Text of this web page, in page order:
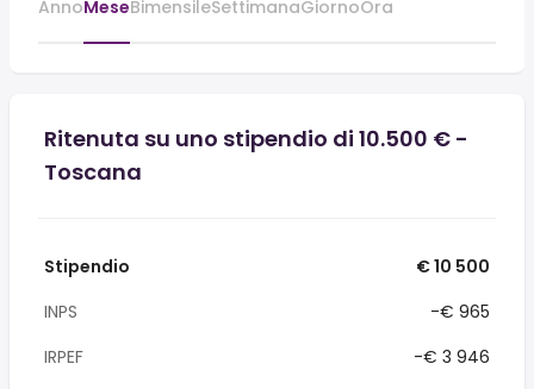
AnnoMeseBimensileSettimanaGiornoOra
Ritenuta su uno stipendio di 10.500 € -
Toscana
Stipendio
€ 10 500
INPS
-€ 965
IRPEF
-€ 3 946